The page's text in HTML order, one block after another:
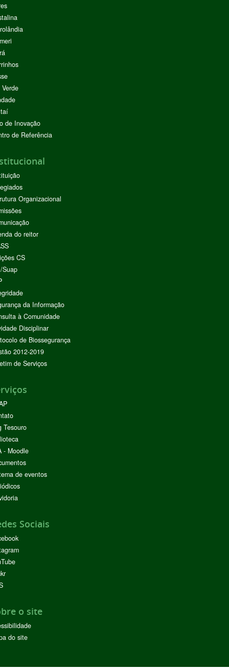
de Inovação
de Referência
Organizacional
do reitor
CS
Suap
da Informação
à Comunidade
Disciplinar
de Biossegurança
2012-2019
de Serviços
Tesouro
- Moodle
de eventos
Sociais
o site
do site